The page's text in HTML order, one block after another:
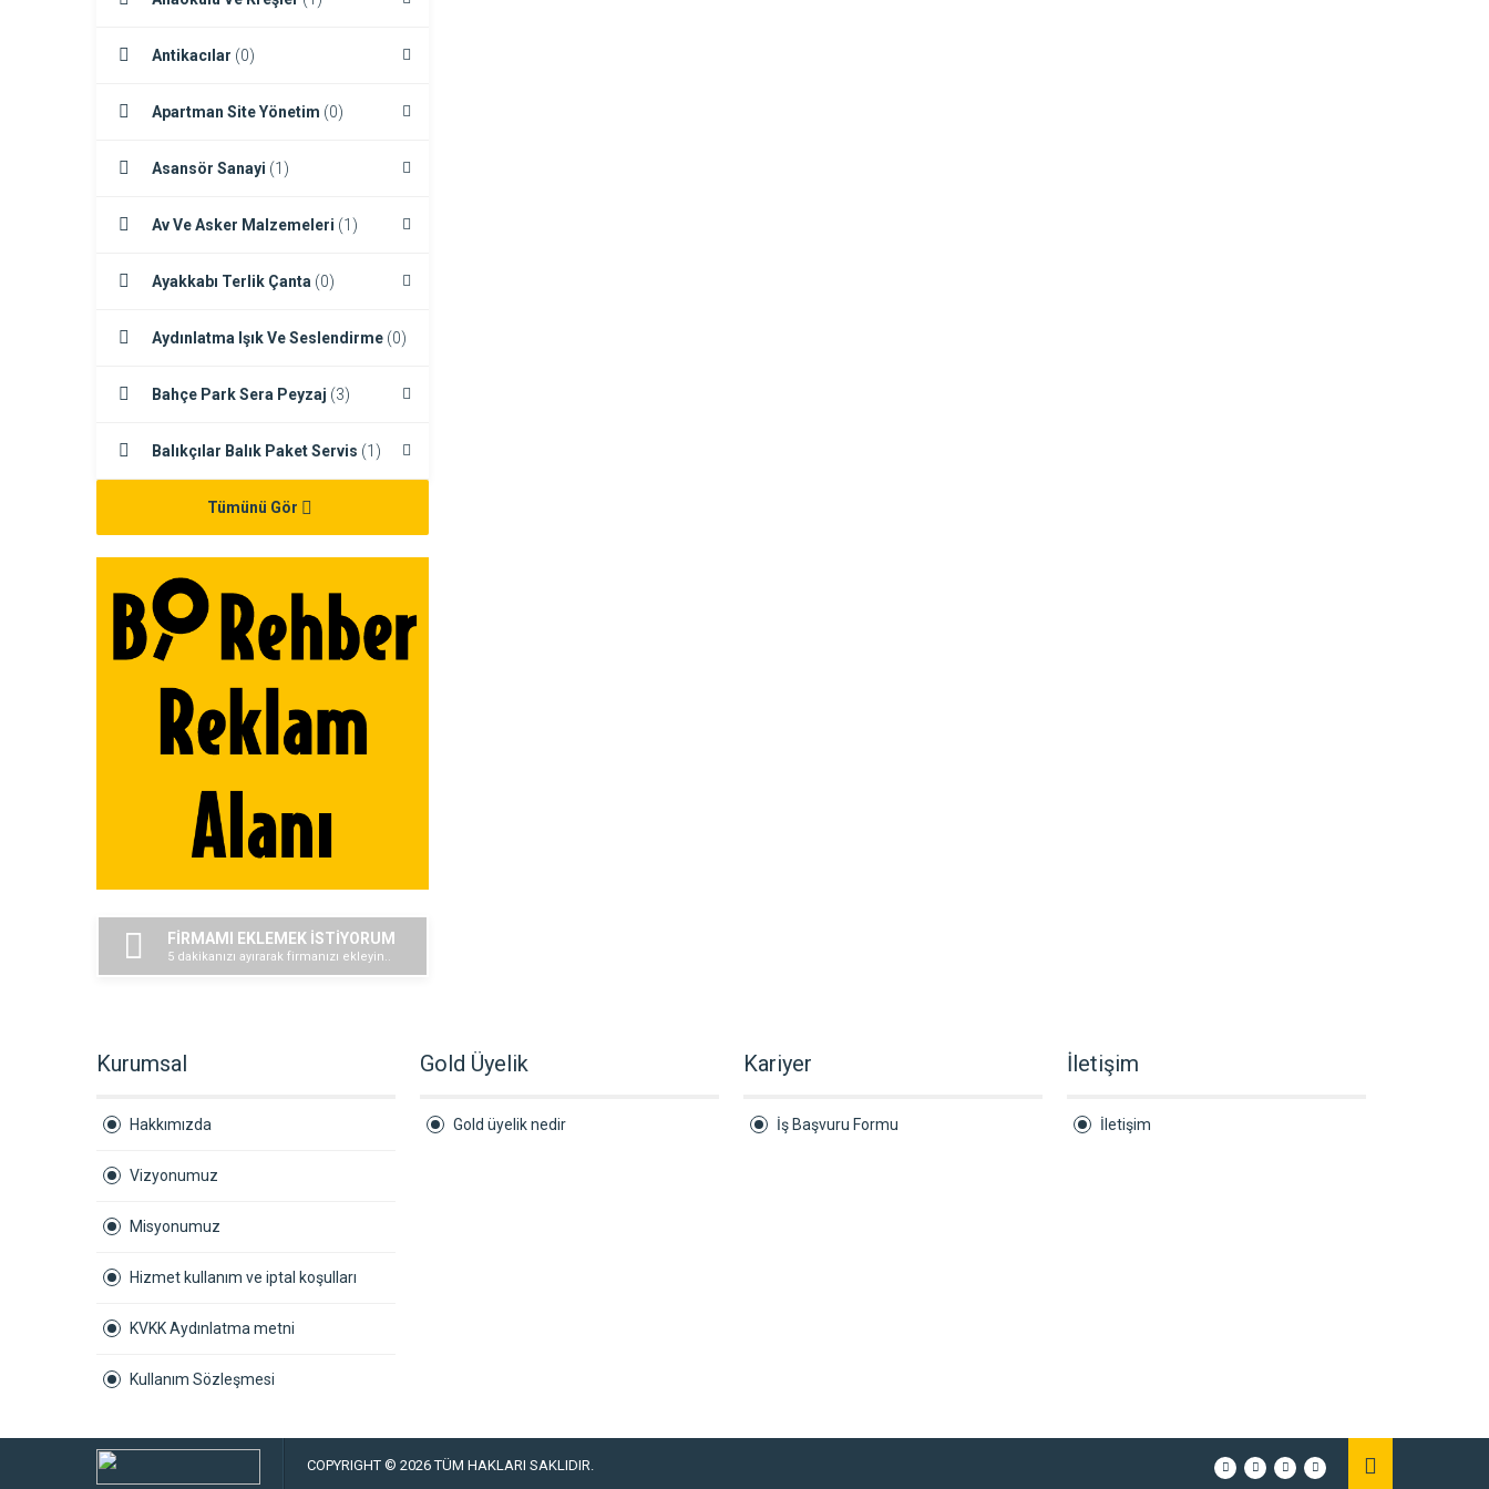
Antikacılar (0)
Apartman Site Yönetim (0)
Asansör Sanayi (1)
Av Ve Asker Malzemeleri (1)
Ayakkabı Terlik Çanta (0)
Aydınlatma Işık Ve Seslendirme (0)
Bahçe Park Sera Peyzaj (3)
Balıkçılar Balık Paket Servis (1)
Tümünü Gör
FİRMAMI EKLEMEK İSTİYORUM
5 dakikanızı ayırarak firmanızı ekleyin..
Kurumsal
Hakkımızda
Vizyonumuz
Misyonumuz
Hizmet kullanım ve iptal koşulları
KVKK Aydınlatma metni
Kullanım Sözleşmesi
Gold Üyelik
Gold üyelik nedir
Kariyer
İş Başvuru Formu
İletişim
İletişim
COPYRIGHT © 2026 TÜM HAKLARI SAKLIDIR.